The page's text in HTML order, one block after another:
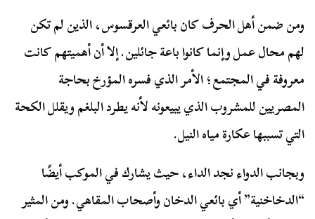
ومن ضمن أهل الحرف كان بائعي العرقسوس، الذين لم تكن
لهم محال عمل وإنما كانوا باعة جائلين. إلا أن أهميتهم كانت
معروفة في المجتمع؛ الأمر الذي فسره المؤرخ بحاجة
المصريين للمشروب الذي يبيعونه لأنه يطرد البلغم ويقلل الكحة
التي تسببها عكارة مياه النيل.
وبجانب الدواء نجد الداء، حيث يشارك في الموكب أيضًا
“الدخاخنية” أي بائعي الدخان وأصحاب المقاهي. ومن المثير